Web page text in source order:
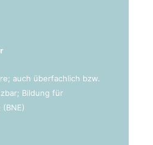
auch überfachlich bzw.
Bildung für